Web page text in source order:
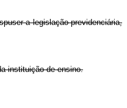
a legislação previdenciária,
instituição de ensino.